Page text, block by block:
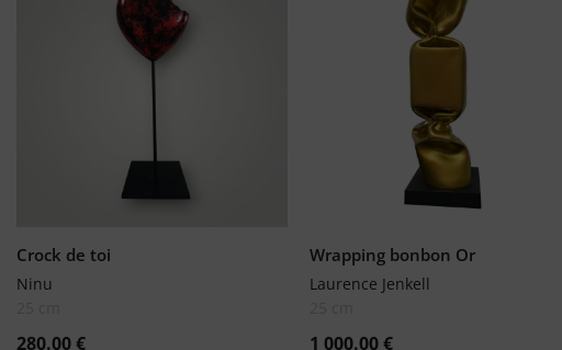
Crock de toi
Ninu
280.00€
Wrapping bonbon Or
Laurence Jenkell
1 000.00€